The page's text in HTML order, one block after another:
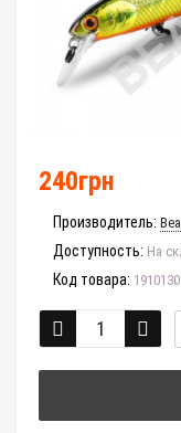
240грн
Производитель:
Доступность: На
Код товара: 1910130